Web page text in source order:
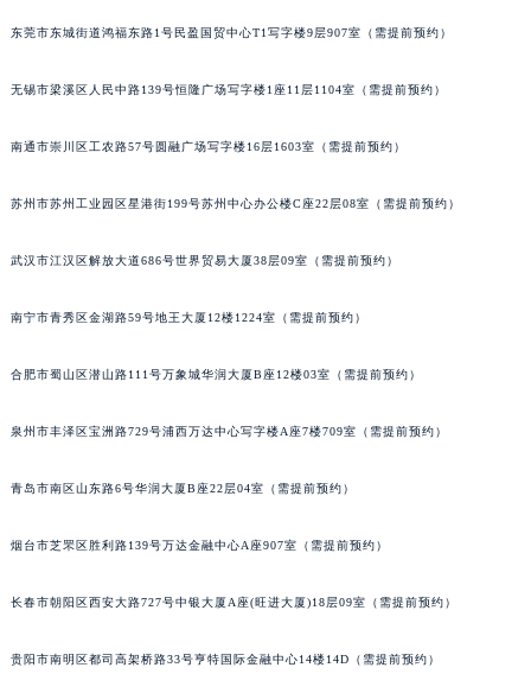
东莞市东城街道鸿福东路1号民盈国贸中心T1写字楼9层907室（需提前预约）
无锡市梁溪区人民中路139号恒隆广场写字楼1座11层1104室（需提前预约）
南通市崇川区工农路57号圆融广场写字楼16层1603室（需提前预约）
苏州市苏州工业园区星港街199号苏州中心办公楼C座22层08室（需提前预约）
武汉市江汉区解放大道686号世界贸易大厦38层09室（需提前预约）
南宁市青秀区金湖路59号地王大厦12楼1224室（需提前预约）
合肥市蜀山区潜山路111号万象城华润大厦B座12楼03室（需提前预约）
泉州市丰泽区宝洲路729号浦西万达中心写字楼A座7楼709室（需提前预约）
青岛市南区山东路6号华润大厦B座22层04室（需提前预约）
烟台市芝罘区胜利路139号万达金融中心A座907室（需提前预约）
长春市朝阳区西安大路727号中银大厦A座(旺进大厦)18层09室（需提前预约）
贵阳市南明区都司高架桥路33号亨特国际金融中心14楼14D（需提前预约）